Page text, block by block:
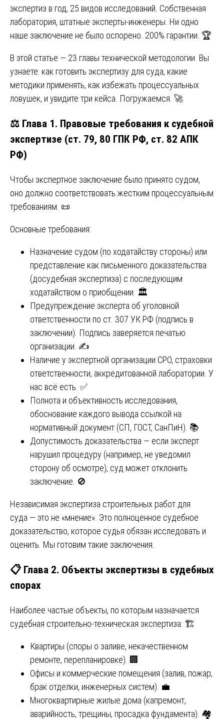
экспертиз в год, 25 видов исследований. Собственная
лаборатория, штатные эксперты-инженеры. Ни одно
наше заключение не было оспорено. 200% гарантии. 🏆
В этой статье — 23 главы технической методологии. Вы
узнаете: как готовить экспертизу для суда, какие
методики применять, как избежать процессуальных
ловушек, и увидите три кейса. Погружаемся. 🚀
⚖️ Глава 1. Правовые требования к судебной
экспертизе (ст. 79, 80 ГПК РФ, ст. 82 АПК
РФ)
Чтобы экспертное заключение было принято судом,
оно должно соответствовать жестким процессуальным
требованиям. 📜
Основные требования:
Назначение судом (по ходатайству стороны) или
представление как письменного доказательства
(досудебная экспертиза) с последующим
ходатайством о приобщении. 🏛️
Предупреждение эксперта об уголовной
ответственности по ст. 307 УК РФ (подпись в
заключении). Подпись заверяется печатью
организации. ✍️
Наличие у экспертной организации СРО, страховки
ответственности, аккредитованной лаборатории. У
нас всё есть. ✅
Полнота и объективность исследования,
обоснование каждого вывода ссылкой на
нормативный документ (СП, ГОСТ, СанПиН). 📚
Допустимость доказательства — если эксперт
нарушил процедуру (например, не уведомил
сторону об осмотре), суд может отклонить
заключение. 🚫
Независимая экспертиза строительных работ для
суда — это не «мнение». Это полноценное судебное
доказательство, которое судья обязан исследовать и
оценить. Мы готовим такие заключения.
📋 Глава 2. Объекты экспертизы в судебных
спорах
Наиболее частые объекты, по которым назначается
судебная строительно-техническая экспертиза: 🏗️
Квартиры (споры о заливе, некачественном
ремонте, перепланировке). 🏢
Офисы и коммерческие помещения (залив, пожар,
брак отделки, инженерных систем). 💼
Многоквартирные жилые дома (капремонт,
аварийность, трещины, просадка фундамента). 🏘️